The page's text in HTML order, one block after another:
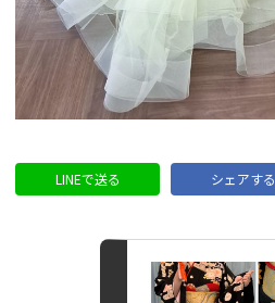
LINEで送る シェアする